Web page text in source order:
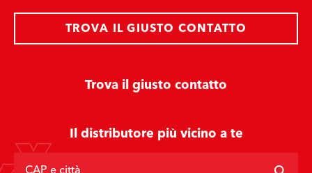
Trova il giusto contatto
TROVA IL GIUSTO CONTATTO
Il distributore più vicino a te